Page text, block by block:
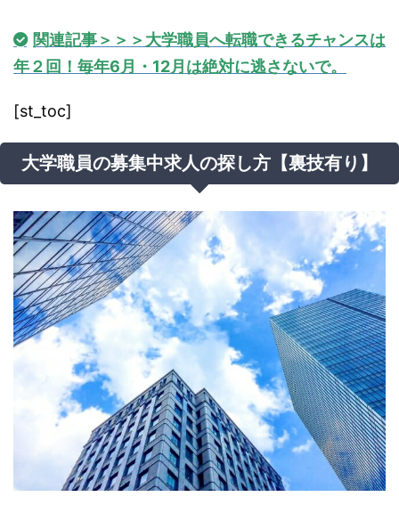
関連記事＞＞＞大学職員へ転職できるチャンスは
年２回！毎年6月・12月は絶対に逃さないで。
[st_toc]
大学職員の募集中求人の探し方【裏技有り】